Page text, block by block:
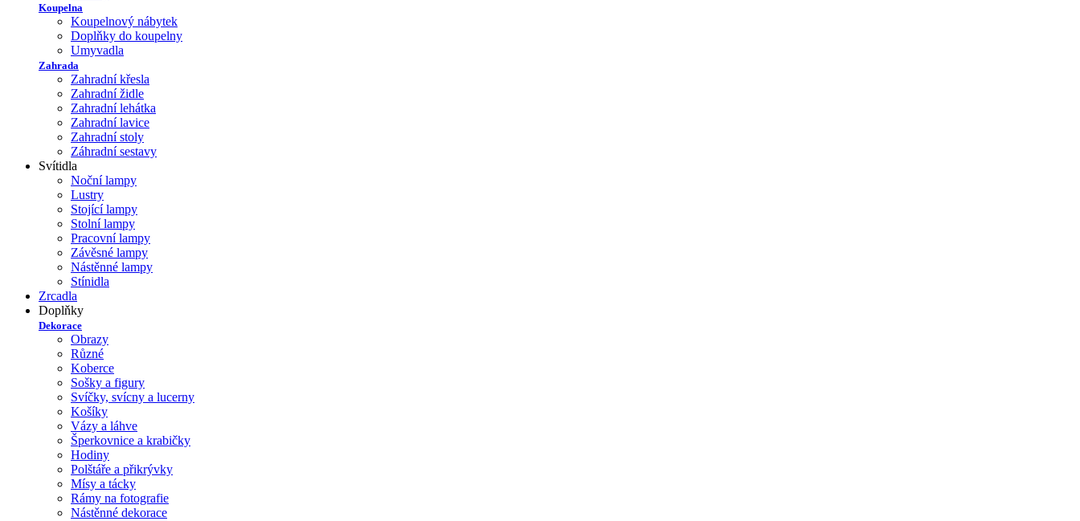
Koupelna
Koupelnový nábytek
Doplňky do koupelny
Umyvadla
Zahrada
Zahradní křesla
Zahradní židle
Zahradní lehátka
Zahradní lavice
Zahradní stoly
Záhradní sestavy
Svítidla
Noční lampy
Lustry
Stojící lampy
Stolní lampy
Pracovní lampy
Závěsné lampy
Nástěnné lampy
Stínidla
Zrcadla
Doplňky
Dekorace
Obrazy
Různé
Koberce
Sošky a figury
Svíčky, svícny a lucerny
Košíky
Vázy a láhve
Šperkovnice a krabičky
Hodiny
Polštáře a přikrývky
Mísy a tácky
Rámy na fotografie
Nástěnné dekorace